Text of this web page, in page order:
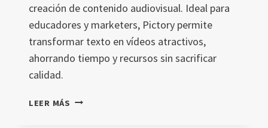
creación de contenido audiovisual. Ideal para
educadores y marketers, Pictory permite
transformar texto en vídeos atractivos,
ahorrando tiempo y recursos sin sacrificar
calidad.
LEER MÁS PICTORY